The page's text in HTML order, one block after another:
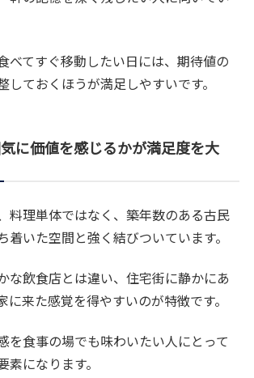
べてすぐ移動したい日には、期待値の
しておくほうが満足しやすいです。
に価値を感じるかが満足度を大
料理単体ではなく、築年数のある古民
着いた空間と強く結びついています。
な飲食店とは違い、住宅街に静かにあ
に来た感覚を得やすいのが特徴です。
を食事の場でも味わいたい人にとって
になります。